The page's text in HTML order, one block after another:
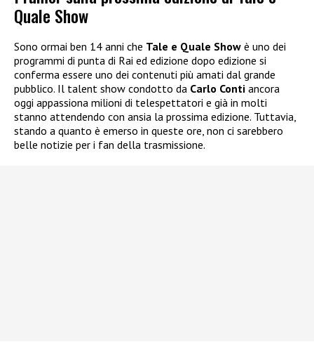
Quale Show
Sono ormai ben 14 anni che Tale e Quale Show è uno dei
programmi di punta di Rai ed edizione dopo edizione si
conferma essere uno dei contenuti più amati dal grande
pubblico. Il talent show condotto da Carlo Conti ancora
oggi appassiona milioni di telespettatori e già in molti
stanno attendendo con ansia la prossima edizione. Tuttavia,
stando a quanto è emerso in queste ore, non ci sarebbero
belle notizie per i fan della trasmissione.